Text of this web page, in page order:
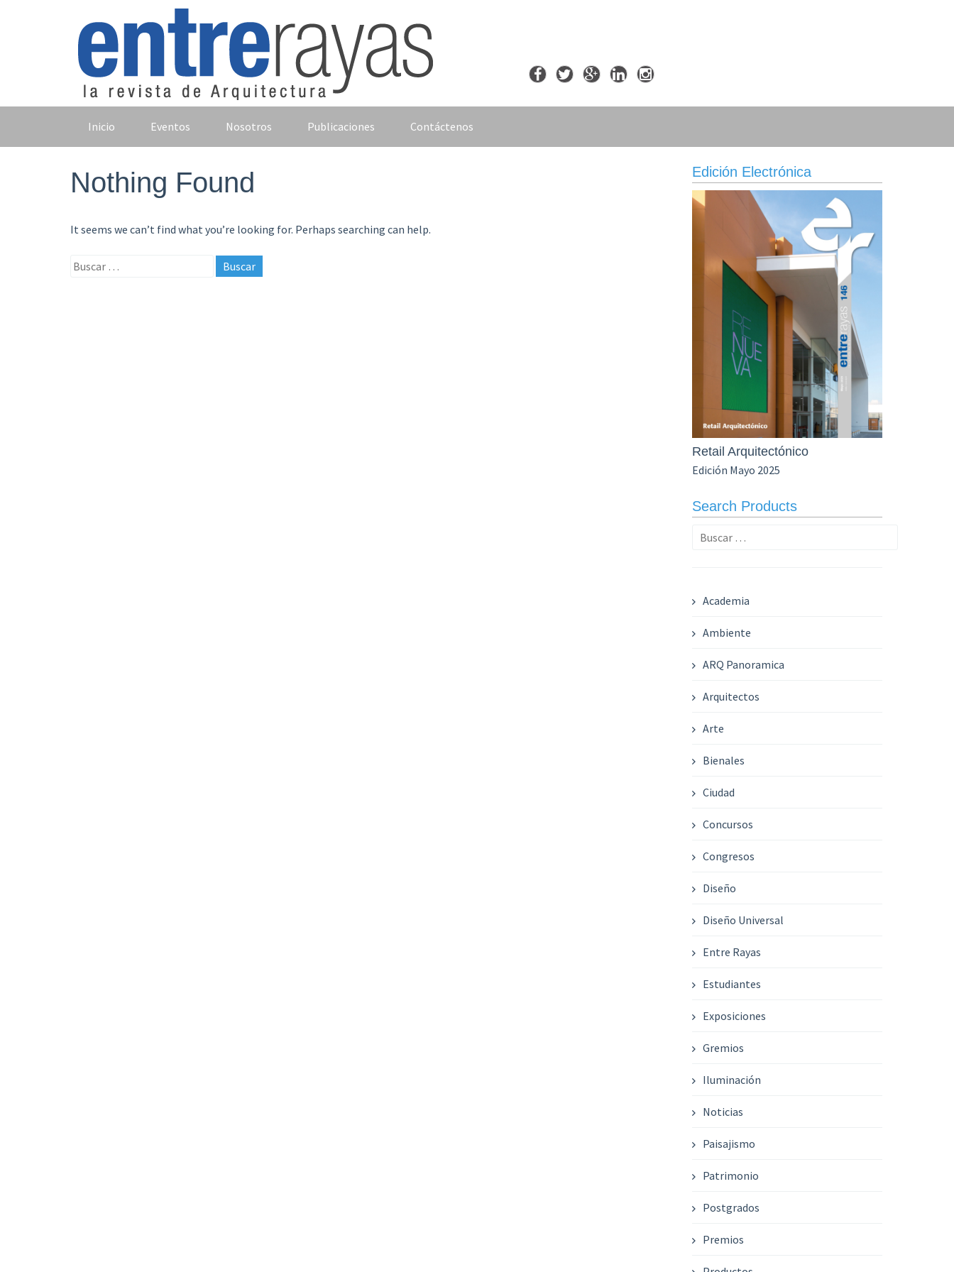
Inicio Eventos Nosotros Publicaciones Contáctenos
Nothing Found
It seems we can’t find what you’re looking for. Perhaps searching can help.
Buscar:
Edición Electrónica
Retail Arquitectónico
Edición Mayo 2025
Search Products
Buscar:
Academia
Ambiente
ARQ Panoramica
Arquitectos
Arte
Bienales
Ciudad
Concursos
Congresos
Diseño
Diseño Universal
Entre Rayas
Estudiantes
Exposiciones
Gremios
Iluminación
Noticias
Paisajismo
Patrimonio
Postgrados
Premios